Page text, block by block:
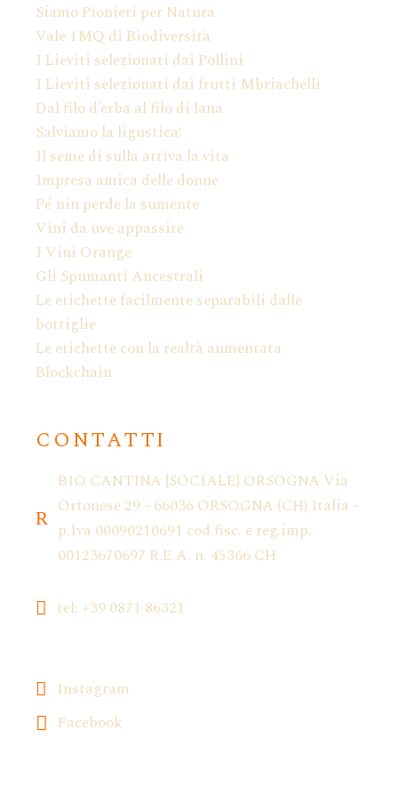
Siamo Pionieri per Natura
Vale 1MQ di Biodiversità
I Lieviti selezionati dai Pollini
I Lieviti selezionati dai frutti Mbriachelli
Dal filo d’erba al filo di lana
Salviamo la ligustica!
Il seme di sulla attiva la vita
Impresa amica delle donne
Pé nin perde la sumente
Vini da uve appassite
I Vini Orange
Gli Spumanti Ancestrali
Le etichette facilmente separabili dalle
bottiglie
Le etichette con la realtà aumentata
Blockchain
CONTATTI
BIO CANTINA {SOCIALE} ORSOGNA Via
Ortonese 29 - 66036 ORSOGNA (CH) Italia -
p.Iva 00090210691 cod.fisc. e reg.imp.
00123670697 R.E.A. n. 45366 CH
tel: +39 0871 86321
Instagram
Facebook